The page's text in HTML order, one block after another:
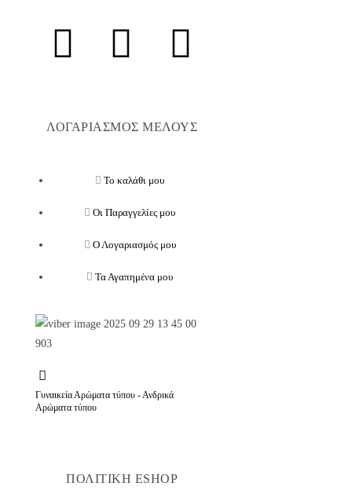
ΛΟΓΑΡΙΑΣΜΟΣ ΜΕΛΟΥΣ
Το καλάθι μου
Οι Παραγγελίες μου
Ο Λογαριασμός μου
Τα Αγαπημένα μου
Γυναικεία Αρώματα τύπου - Ανδρικά
Αρώματα τύπου
ΠΟΛΙΤΙΚΗ ESHOP